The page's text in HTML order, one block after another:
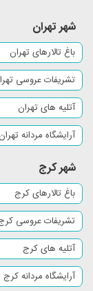
آمل
بندر انزلی
نیشابور
قوچان
فومن
بهشهر
تنکابن
اندیشه
شهر تهران
باغ تالارهای تهران
تشریفات عروسی
آتلیه های تهران
آرایشگاه مردانه تهران
شهر کرج
باغ تالارهای کرج
تشریفات عروسی
آتلیه های کرج
آرایشگاه مردانه کرج